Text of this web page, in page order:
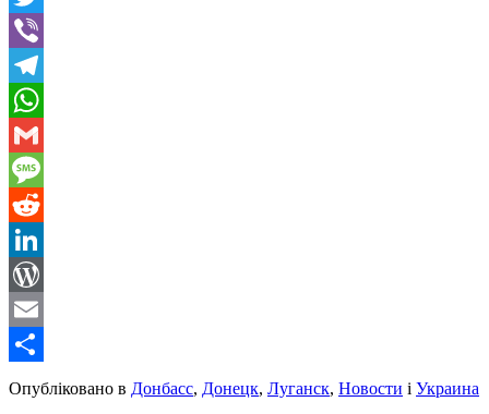
Twitter
Viber
Telegram
WhatsApp
Gmail
Message
Reddit
LinkedIn
WordPress
Email
Share
Опубліковано в Донбасс, Донецк, Луганск, Новости і Украина